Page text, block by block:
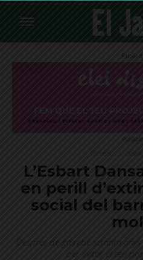
L’Esbart
en perill
social del
Després de gairebé setanta
per evitar el seu